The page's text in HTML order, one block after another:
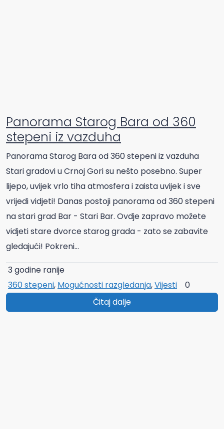
Panorama Starog Bara od 360
stepeni iz vazduha
Panorama Starog Bara od 360 stepeni iz vazduha
Stari gradovi u Crnoj Gori su nešto posebno. Super
lijepo, uvijek vrlo tiha atmosfera i zaista uvijek i sve
vrijedi vidjeti! Danas postoji panorama od 360 stepeni
na stari grad Bar - Stari Bar. Ovdje zapravo možete
vidjeti stare dvorce starog grada - zato se zabavite
gledajući! Pokreni...
3 godine ranije
360 stepeni, Mogućnosti razgledanja,Vijesti
0
Čitaj dalje